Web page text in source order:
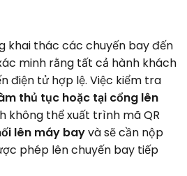
khai thác các chuyến bay đến
minh rằng tất cả hành khách
điện tử hợp lệ. Việc kiểm tra
thủ tục hoặc tại cổng lên
không thể xuất trình mã QR
lên máy bayvà sẽ cần nộp
phép lên chuyến bay tiếp